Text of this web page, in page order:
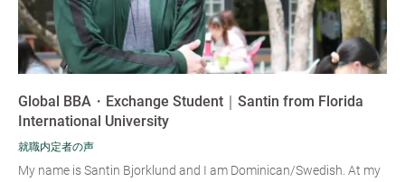
Global BBA・Exchange Student｜Santin from Florida
International University
就職内定者の声
My name is Santin Bjorklund and I am Dominican/Swedish. At my